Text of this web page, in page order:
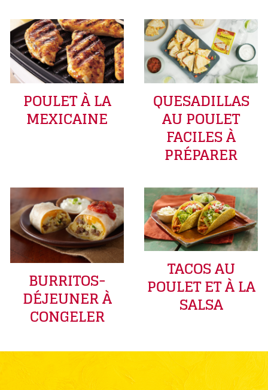
POULET À LA
MEXICAINE
QUESADILLAS
AU POULET
FACILES À
PRÉPARER
BURRITOS-
DÉJEUNER À
CONGELER
TACOS AU
POULET ET À LA
SALSA